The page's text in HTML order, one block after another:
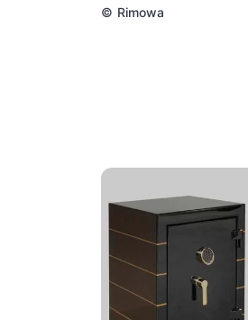
© Rimowa